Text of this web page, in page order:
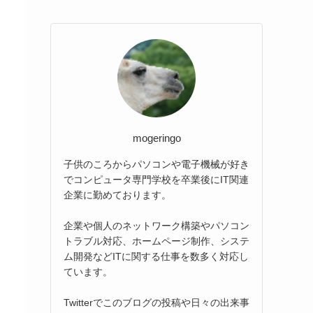
mogeringo
子供のころからパソコンや電子機械が好き
でコンピュータ専門学校を卒業後にIT関連
企業に勤めております。
企業や個人のネットワーク構築やパソコン
トラブル対応、ホームページ制作、システ
ム開発などITに関する仕事を数多く対応し
ています。
Twitterでこのブログの投稿や日々の出来事